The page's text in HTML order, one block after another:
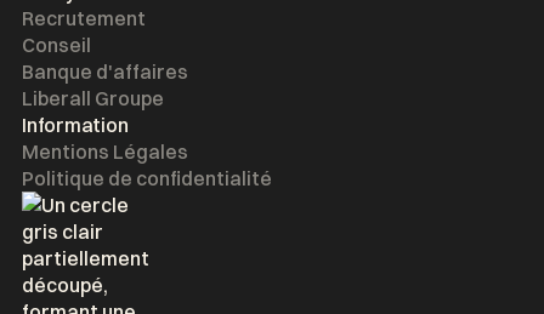
Recrutement
Conseil
Banque d'affaires
Liberall Groupe
Information
Mentions Légales
Politique de confidentialité